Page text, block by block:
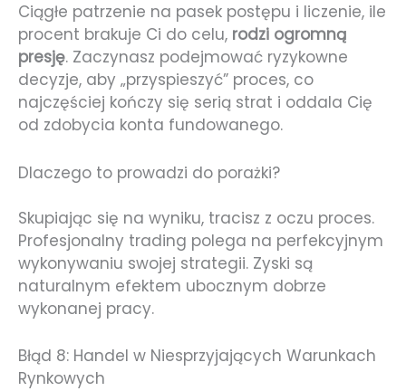
Ciągłe patrzenie na pasek postępu i liczenie, ile
procent brakuje Ci do celu, rodzi ogromną
presję. Zaczynasz podejmować ryzykowne
decyzje, aby „przyspieszyć” proces, co
najczęściej kończy się serią strat i oddala Cię
od zdobycia konta fundowanego.
Dlaczego to prowadzi do porażki?
Skupiając się na wyniku, tracisz z oczu proces.
Profesjonalny trading polega na perfekcyjnym
wykonywaniu swojej strategii. Zyski są
naturalnym efektem ubocznym dobrze
wykonanej pracy.
Błąd 8: Handel w Niesprzyjających Warunkach
Rynkowych